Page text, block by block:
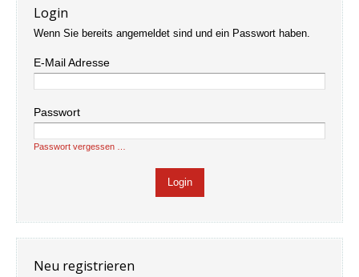
Login
Wenn Sie bereits angemeldet sind und ein Passwort haben.
E-Mail Adresse
Passwort
Passwort vergessen …
Neu registrieren